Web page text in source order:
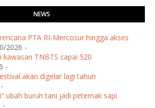
NEWS
PTA RI-Mercosur hingga akses
2026 -
kawasan TNBTS capai 520
-
akan digelar lagi tahun
-
ubah buruh tani jadi peternak sapi
-